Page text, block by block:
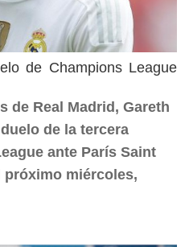
de Champions League
de Real Madrid, Gareth
de la tercera
ante París Saint
próximo miércoles,